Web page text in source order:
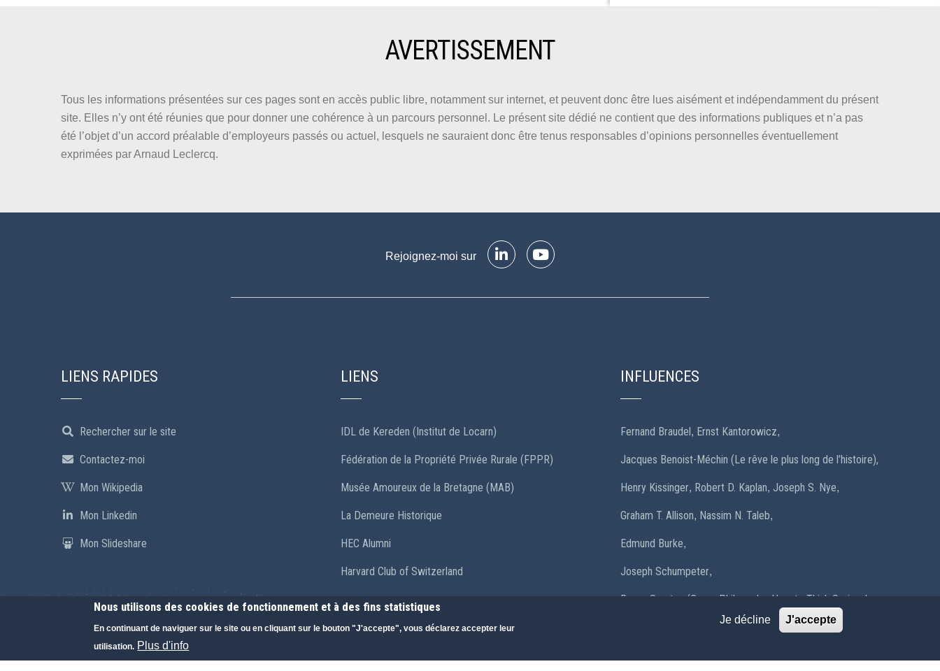
AVERTISSEMENT
Tous les informations présentées sur ces pages sont en accès public libre, notamment sur internet, et peuvent donc être lues aisément et indépendamment du présent
site. Elles n’y ont été réunies que pour donner une cohérence à un parcours personnel. Le présent site dédié ne contient que des informations publiques et n’a pas
été l’objet d’un accord préalable d’employeurs passés ou actuel, lesquels ne sauraient donc être tenus responsables d’opinions personnelles éventuellement
exprimées par Arnaud Leclercq.
Rejoignez-moi sur
LIENS RAPIDES
Rechercher sur le site
Contactez-moi
Mon Wikipedia
Mon Linkedin
Mon Slideshare
LIENS
IDL de Kereden (Institut de Locarn)
Fédération de la Propriété Privée Rurale (FPPR)
Musée Amoureux de la Bretagne (MAB)
La Demeure Historique
HEC Alumni
Harvard Club of Switzerland
INFLUENCES
Fernand Braudel, Ernst Kantorowicz,
Jacques Benoist-Méchin (Le rêve le plus long de l’histoire),
Henry Kissinger, Robert D. Kaplan, Joseph S. Nye,
Graham T. Allison, Nassim N. Taleb,
Edmund Burke,
Joseph Schumpeter,
Roger Scruton (Green Philosophy: How to Think Seriously
Peter Wohlleben
Mohrt
Nous utilisons des cookies de fonctionnement et à des fins statistiques
En continuant de naviguer sur le site ou en cliquant sur le bouton "J'accepte", vous déclarez accepter leur
utilisation. Plus d'info
Je décline J'accepte